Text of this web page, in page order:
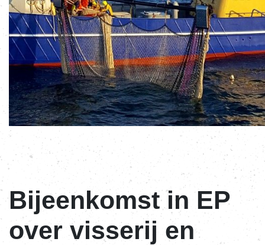
Bijeenkomst in EP
over visserij en